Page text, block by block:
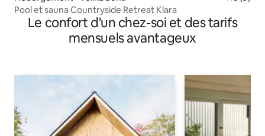
Pool et sauna Countryside Retreat Klara
Le confort d'un chez-soi et des tarifs
mensuels avantageux